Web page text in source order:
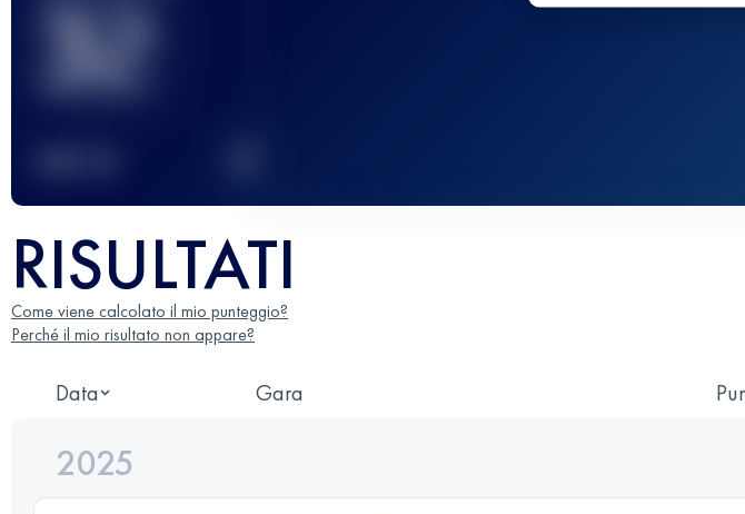
32
RISULTATI
Come viene calcolato il mio punteggio?
Perché il mio risultato non appare?
Data Gara
2025